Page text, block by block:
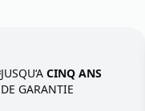
JUSQU‘A CINQ ANS
DE GARANTIE